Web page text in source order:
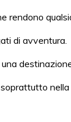
rendono
di avventura.
nella